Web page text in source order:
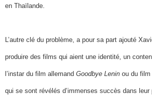
en Thaïlande.
L’autre clé du problème, a pour sa part ajouté
produire des films qui aient une identité, un
l’instar du film allemand Goodbye Lenin ou du film
qui se sont révélés d’immenses succès dans leur